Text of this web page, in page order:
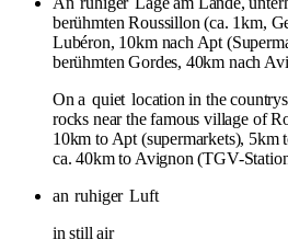
berühmten Roussillon (ca. 1km,
Lubéron, 10km nach Apt
berühmten Gordes, 40km nach
On a quiet location in the
rocks near the famous village of
10km to Apt (supermarkets), 5km
ca. 40km to Avignon (TGV-
an ruhiger Luft
in still air